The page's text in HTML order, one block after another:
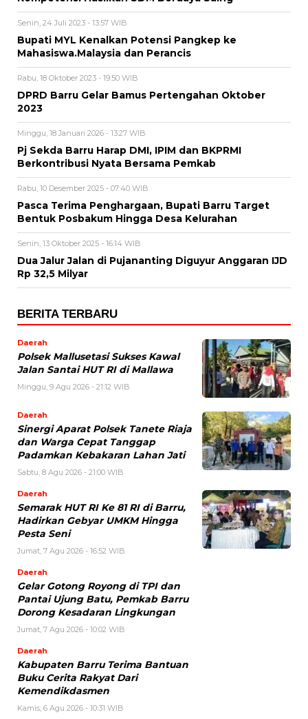
Senin, 24 Juli 2023 - 13:57 WIB
Bupati MYL Kenalkan Potensi Pangkep ke
Mahasiswa.Malaysia dan Perancis
Rabu, 18 Oktober 2023 - 19:50 WIB
DPRD Barru Gelar Bamus Pertengahan Oktober
2023
Minggu, 18 Januari 2026 - 13:27 WIB
Pj Sekda Barru Harap DMI, IPIM dan BKPRMI
Berkontribusi Nyata Bersama Pemkab
Rabu, 10 Desember 2025 - 07:40 WIB
Pasca Terima Penghargaan, Bupati Barru Target
Bentuk Posbakum Hingga Desa Kelurahan
Senin, 13 Oktober 2025 - 16:14 WIB
Dua Jalur Jalan di Pujananting Diguyur Anggaran IJD
Rp 32,5 Milyar
BERITA TERBARU
Daerah
Polsek Mallusetasi Sukses Kawal
Jalan Santai HUT RI di Mallawa
Minggu, 9 Agu 2026 - 21:12 WIB
Daerah
Sinergi Aparat Polsek Tanete Riaja
dan Warga Cepat Tanggap
Padamkan Kebakaran Lahan Jati
Sabtu, 8 Agu 2026 - 21:00 WIB
Daerah
Semarak HUT RI Ke 81 RI di Barru,
Hadirkan Gebyar UMKM Hingga
Pesta Seni
Jumat, 7 Agu 2026 - 16:52 WIB
Daerah
Gelar Gotong Royong di TPI dan
Pantai Ujung Batu, Pemkab Barru
Dorong Kesadaran Lingkungan
Jumat, 7 Agu 2026 - 10:02 WIB
Daerah
Kabupaten Barru Terima Bantuan
Buku Cerita Rakyat Dari
Kemendikdasmen
Kamis, 6 Agu 2026 - 10:31 WIB